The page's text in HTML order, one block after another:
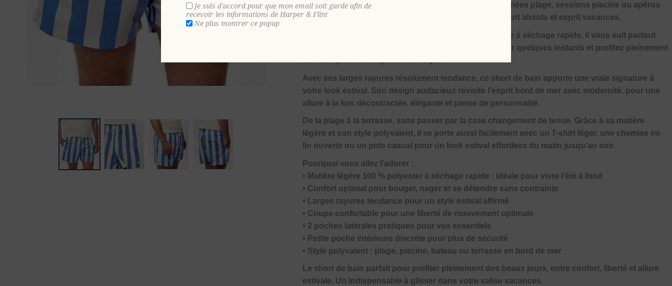
aventures estivales. Entre baignades improvisées, journées plage, sessions piscine ou apéros
face au coucher du soleil, il combine style affirmé, confort absolu et esprit vacances.
Léger, ultra agréable à porter et conçu dans une matière à séchage rapide, il vous suit partout
sans jamais vous ralentir. Sortez de l’eau, laissez sécher quelques instants et profitez pleinement
Avec ses larges rayures résolument tendance, ce short de bain apporte une vraie signature à
votre look estival. Son design audacieux revisite l’esprit bord de mer avec modernité, pour une
allure à la fois décontractée, élégante et pleine de personnalité.
De la plage à la terrasse, sans passer par la case changement de tenue. Grâce à sa matière
légère et son style polyvalent, il se porte aussi facilement avec un T-shirt léger, une chemise en
lin ouverte ou un polo casual pour un look estival effortless du matin jusqu’au soir.
Pourquoi vous allez l’adorer :
• Matière légère 100 % polyester à séchage rapide : idéale pour vivre l’été à fond
• Confort optimal pour bouger, nager et se détendre sans contrainte
• Larges rayures tendance pour un style estival affirmé
• Coupe confortable pour une liberté de mouvement optimale
• 2 poches latérales pratiques pour vos essentiels
• Petite poche intérieure discrète pour plus de sécurité
• Style polyvalent : plage, piscine, bateau ou terrasse en bord de mer
Le short de bain parfait pour profiter pleinement des beaux jours, entre confort, liberté et allure
estivale. Un indispensable à glisser dans votre valise vacances.
Je suis d'accord pour que mon email soit gardé afin de
recevoir les informations de Harper & Flint
Ne plus montrer ce popup